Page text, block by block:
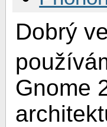
Dobrý
Gnome